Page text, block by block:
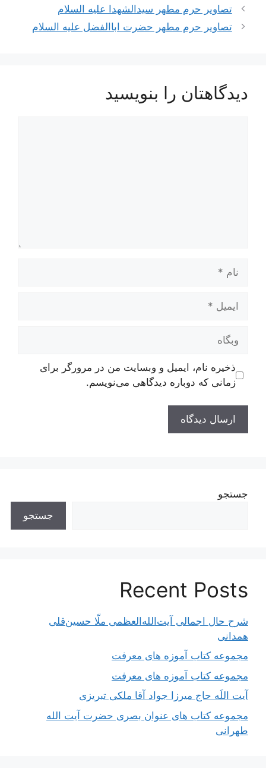
ناوبری
نوشته‌ها
تصاویر حرم مطهر سیدالشهدا علیه السلام
تصاویر حرم مطهر حضرت اباالفضل علیه السلام
دیدگاهتان را بنویسید
ایمیل
وبگاه
ذخیره نام، ایمیل و وبسایت من در مرورگر برای
زمانی که دوباره دیدگاهی می‌نویسم.
جستجو
جستجو
Recent Posts
شرح حال اجمالی آیت‌الله‌العظمی ملّا حسین‌قلی
همدانی
مجموعه کتاب آموزه های معرفت
مجموعه کتاب آموزه های معرفت
آیت اللَه حاج میرزا جواد آقا ملکی تبریزی
مجموعه کتاب های عنوان بصری حضرت آیت الله
طهرانی